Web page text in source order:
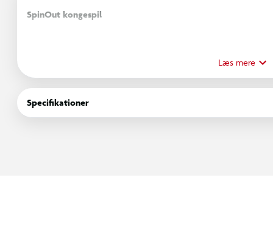
SpinOut kongespil
sommerfester, grillarrangementer og hyggelige dage i haven,
Spillet handler om præcision, strategi og godt samarbejde.
banen er ryddet, gælder det om at ramme kongen og sikre
Læs mere
Specifikationer